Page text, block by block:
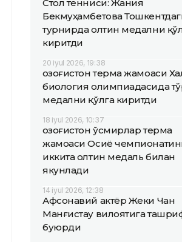
Стол тенниси: Жания
Бекмуҳамбетова
турнирда олтин медални
киритди
20 iyul 2026, 19:38
Қозоғистон терма жамоаси
биология олимпиадасида
медални қўлга киритди
18 iyul 2026, 10:37
Қозоғистон ўсмирлар терма
жамоаси Осиё
иккита олтин медаль билан
якунлади
14 iyul 2026, 12:38
Афсонавий актёр Жеки Чан
Манғистау вилоятига
буюрди